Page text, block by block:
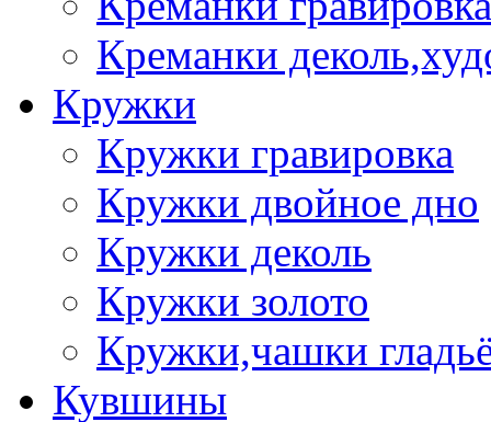
Креманки
Кружки
Кружки гравировка
Кружки двойное дно
Кружки деколь
Кружки золото
Кружки,чашки
Кувшины